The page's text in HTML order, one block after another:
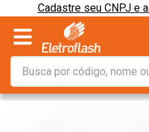
Cadastre seu CNPJ e